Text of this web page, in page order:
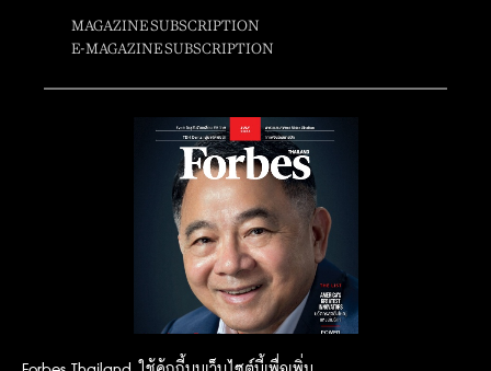
MAGAZINE SUBSCRIPTION
E-MAGAZINE SUBSCRIPTION